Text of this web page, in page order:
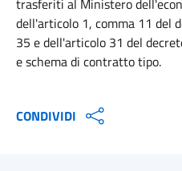
trasferiti al Ministero
dell'articolo 1, comma 11 del
35 e dell'articolo 31 del
e schema di
CONDIVIDI